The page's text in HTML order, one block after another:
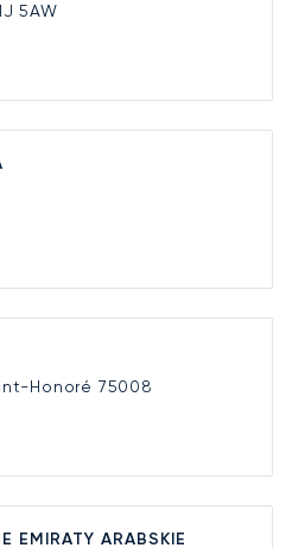
5AW
Honoré 75008
EMIRATY ARABSKIE